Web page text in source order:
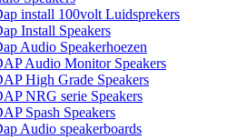
install 100volt Luidsprekers
Install Speakers
Audio Speakerhoezen
Audio Monitor Speakers
High Grade Speakers
NRG serie Speakers
Spash Speakers
Audio speakerboards